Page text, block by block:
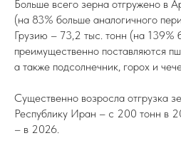
Больше всего зерна отгружено в
(на 83% больше аналогичного
Грузию – 73,2 тыс. тонн (на 139%
преимущественно поставляются
а также подсолнечник, горох и
Существенно возросла отгрузка
Республику Иран – с 200 тонн в
– в 2026.